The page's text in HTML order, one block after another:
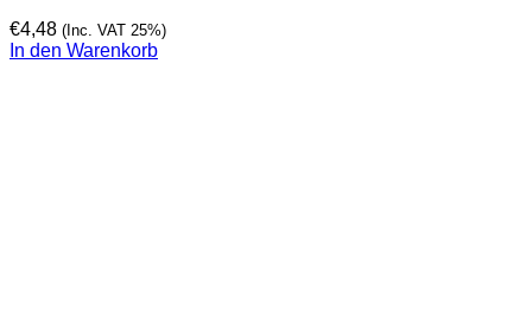
€4,48 (Inc. VAT 25%)
In den Warenkorb